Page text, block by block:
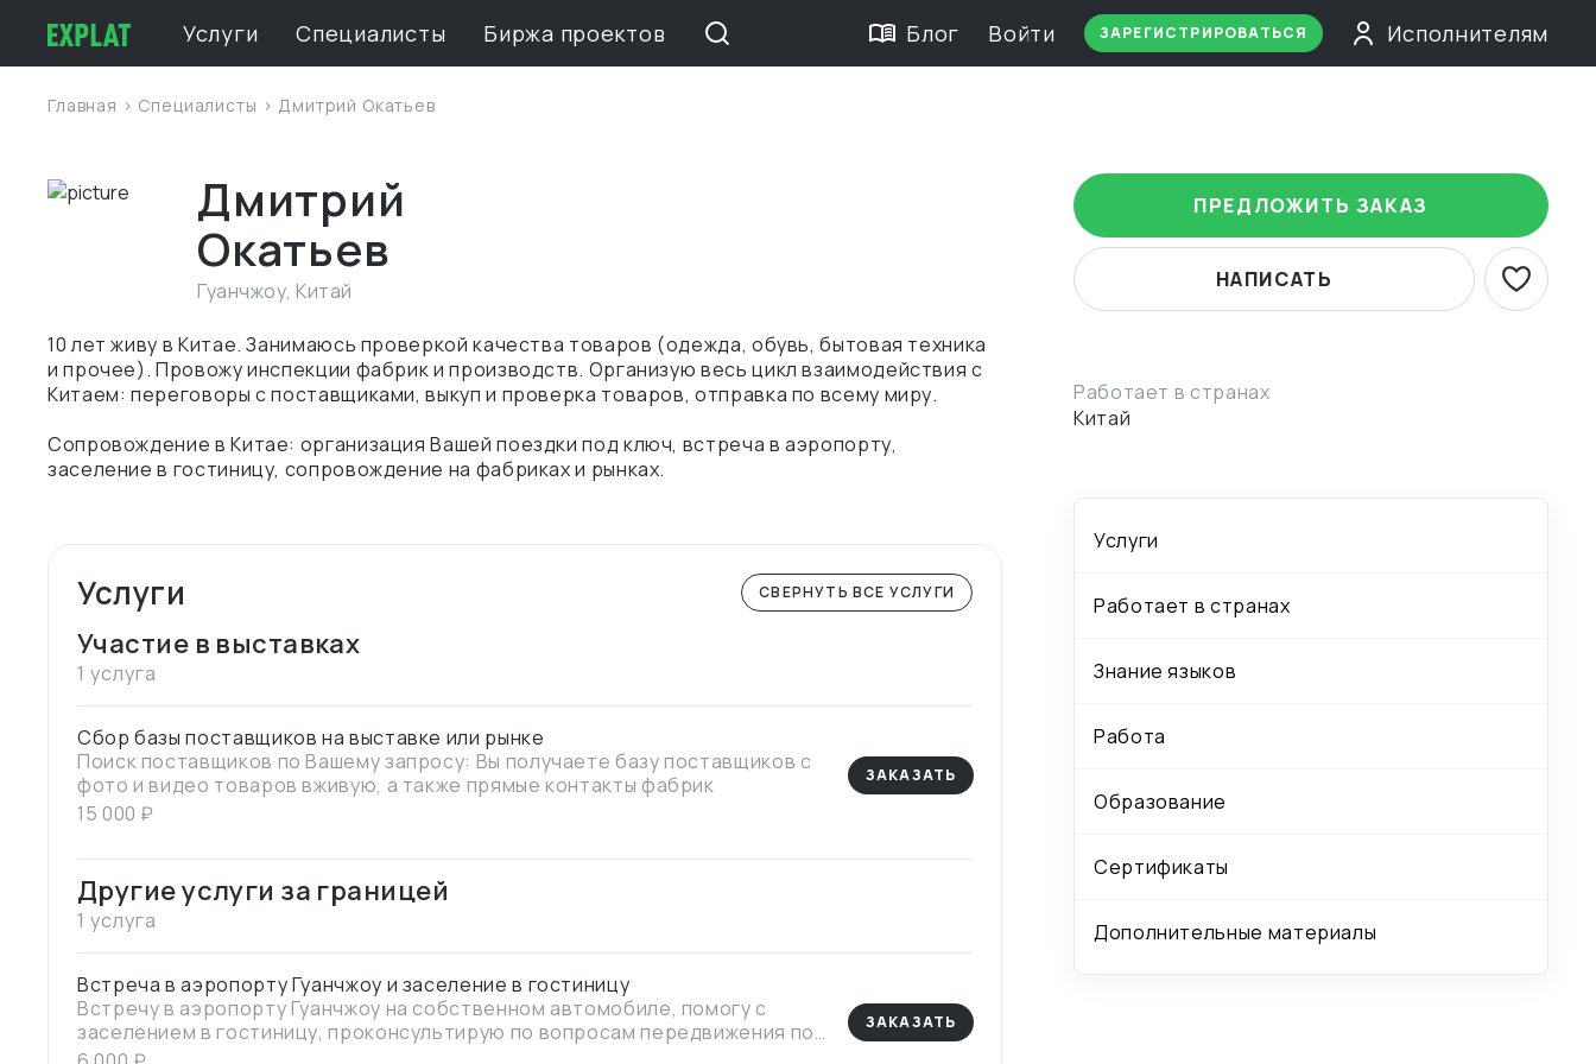
Услуги Специалисты Биржа проектов Блог Войти ЗАРЕГИСТРИРОВАТЬСЯ Исполнителям
Главная > Специалисты > Дмитрий Окатьев
Дмитрий
Окатьев
Гуанчжоу, Китай
10 лет живу в Китае. Занимаюсь проверкой качества товаров (одежда, обувь, бытовая техника
и прочее). Провожу инспекции фабрик и производств. Организую весь цикл взаимодействия с
Китаем: переговоры с поставщиками, выкуп и проверка товаров, отправка по всему миру.
Сопровождение в Китае: организация Вашей поездки под ключ, встреча в аэропорту,
заселение в гостиницу, сопровождение на фабриках и рынках.
Услуги СВЕРНУТЬ ВСЕ УСЛУГИ
Участие в выставках
1 услуга
Сбор базы поставщиков на выставке или рынке
Поиск поставщиков по Вашему запросу: Вы получаете базу поставщиков с
фото и видео товаров вживую, а также прямые контакты фабрик
15 000 ₽
ЗАКАЗАТЬ
Другие услуги за границей
1 услуга
Встреча в аэропорту Гуанчжоу и заселение в гостиницу
Встречу в аэропорту Гуанчжоу на собственном автомобиле, помогу с
заселением в гостиницу, проконсультирую по вопросам передвижения по
городу, питания и оплате
ЗАКАЗАТЬ
ПРЕДЛОЖИТЬ ЗАКАЗ
НАПИСАТЬ
Работает в странах
Китай
Услуги
Работает в странах
Знание языков
Работа
Образование
Сертификаты
Дополнительные материалы